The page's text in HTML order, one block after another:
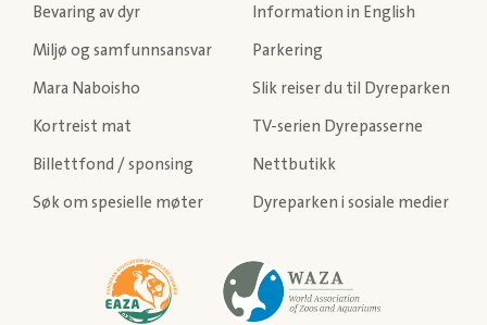
Bevaring av dyr
Miljø og samfunnsansvar
Mara Naboisho
Kortreist mat
Billettfond / sponsing
Søk om spesielle møter
Information in English
Parkering
Slik reiser du til Dyreparken
TV-serien Dyrepasserne
Nettbutikk
Dyreparken i sosiale medier